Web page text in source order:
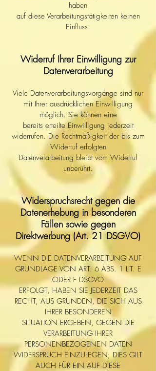
haben
auf diese Verarbeitungstätigkeiten keinen
Einfluss.
Widerruf Ihrer Einwilligung zur
Datenverarbeitung
Viele Datenverarbeitungsvorgänge sind nur
mit Ihrer ausdrücklichen Einwilligung
möglich. Sie können eine
bereits erteilte Einwilligung jederzeit
widerrufen. Die Rechtmäßigkeit der bis zum
Widerruf erfolgten
Datenverarbeitung bleibt vom Widerruf
unberührt.
Widerspruchsrecht gegen die
Datenerhebung in besonderen
Fällen sowie gegen
Direktwerbung (Art. 21 DSGVO)
WENN DIE DATENVERARBEITUNG AUF
GRUNDLAGE VON ART. 6 ABS. 1 LIT. E
ODER F DSGVO
ERFOLGT, HABEN SIE JEDERZEIT DAS
RECHT, AUS GRÜNDEN, DIE SICH AUS
IHRER BESONDEREN
SITUATION ERGEBEN, GEGEN DIE
VERARBEITUNG IHRER
PERSONENBEZOGENEN DATEN
WIDERSPRUCH EINZULEGEN; DIES GILT
AUCH FÜR EIN AUF DIESE